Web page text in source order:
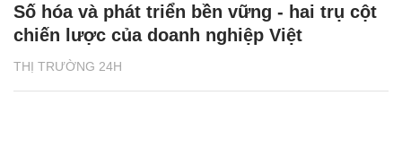
THỊ TRƯỜNG 24H
Số hóa và phát triển bền vững - hai trụ cột
chiến lược của doanh nghiệp Việt